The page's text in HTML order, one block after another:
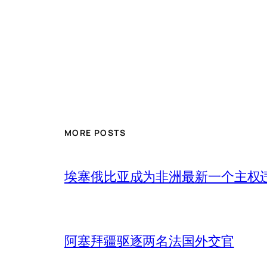
MORE POSTS
埃塞俄比亚成为非洲最新一个主权
阿塞拜疆驱逐两名法国外交官